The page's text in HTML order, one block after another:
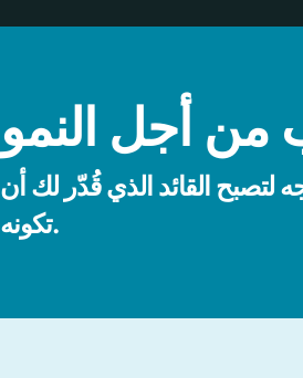
من أجل النمو
لتصبح القائد الذي قُدّر لك أن
تكونه.